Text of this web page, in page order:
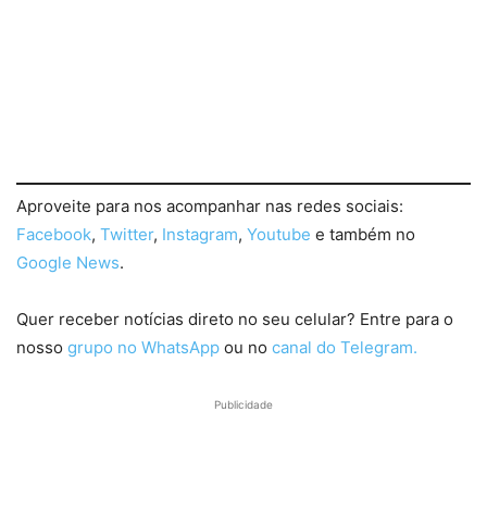
Aproveite para nos acompanhar nas redes sociais:
Facebook, Twitter, Instagram, Youtube e também no
Google News.
Quer receber notícias direto no seu celular? Entre para o
nosso grupo no WhatsApp ou no canal do Telegram.
Publicidade